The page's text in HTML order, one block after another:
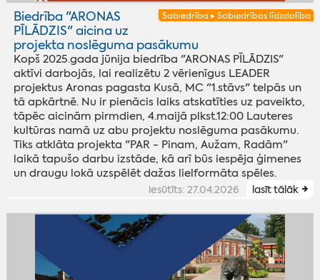
Sabiedrība ▸ Sabiedrības līdzdalība
Biedrība "ARONAS
PĪLĀDZIS" aicina uz
projekta noslēguma pasākumu
Kopš 2025.gada jūnija biedrība "ARONAS PĪLĀDZIS"
aktīvi darbojās, lai realizētu 2 vērienīgus LEADER
projektus Aronas pagasta Kusā, MC "1.stāvs" telpās un
tā apkārtnē. Nu ir pienācis laiks atskatīties uz paveikto,
tāpēc aicinām pirmdien, 4.maijā plkst.12:00 Lauteres
kultūras namā uz abu projektu noslēguma pasākumu.
Tiks atklāta projekta "PAR - Pinam, Aužam, Radām"
laikā tapušo darbu izstāde, kā arī būs iespēja ģimenes
un draugu lokā uzspēlēt dažas lielformāta spēles.
iesūtīts: 27.04.2026 lasīt tālāk